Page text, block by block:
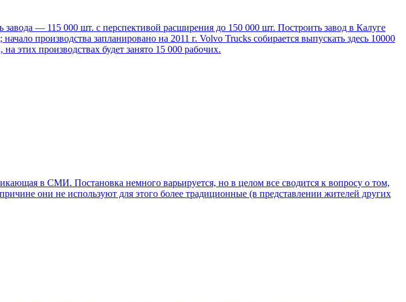
— 115 000 шт. с перспективой расширения до 150 000 шт. Построить завод в Калуге
производства запланировано на 2011 г. Volvo Trucks собирается выпускать здесь 10000
этих производствах будет занято 15 000 рабочих.
в СМИ. Постановка немного варьируется, но в целом все сводится к вопросу о том,
они не используют для этого более традиционные (в представлении жителей других